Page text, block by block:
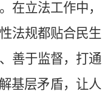
在立法工作中，
法规都贴合民生
善于监督，打通
基层矛盾，让人